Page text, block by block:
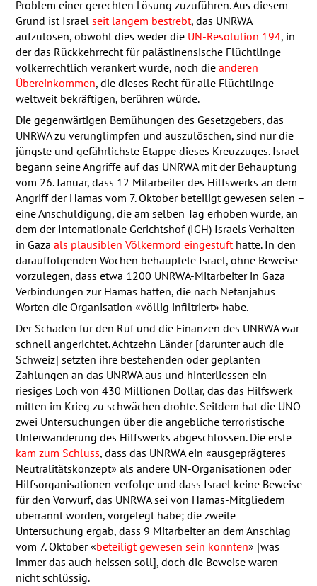
Problem einer gerechten Lösung zuzuführen. Aus diesem
Grund ist Israel seit langem bestrebt, das UNRWA
aufzulösen, obwohl dies weder die UN-Resolution 194, in
der das Rückkehrrecht für palästinensische Flüchtlinge
völkerrechtlich verankert wurde, noch die anderen
Übereinkommen, die dieses Recht für alle Flüchtlinge
weltweit bekräftigen, berühren würde.
Die gegenwärtigen Bemühungen des Gesetzgebers, das
UNRWAzu verunglimpfen und auszulöschen, sind nur die
jüngste und gefährlichste Etappe dieses Kreuzzuges. Israel
begann seine Angriffe auf das UNRWAmit der Behauptung
vom 26. Januar, dass 12 Mitarbeiter des Hilfswerks an dem
Angriff der Hamas vom 7. Oktober beteiligt gewesen seien –
eine Anschuldigung, die am selben Tag erhoben wurde, an
dem der Internationale Gerichtshof (IGH) Israels Verhalten
in Gaza als plausiblen Völkermord eingestufthatte. In den
darauffolgenden Wochen behauptete Israel, ohne Beweise
vorzulegen, dass etwa 1200 UNRWA-Mitarbeiter in Gaza
Verbindungen zur Hamas hätten, die nach Netanjahus
Worten die Organisation «völlig infiltriert» habe.
Der Schaden für den Ruf und die Finanzen des UNRWAwar
schnell angerichtet. Achtzehn Länder [darunter auch die
Schweiz] setzten ihre bestehenden oder geplanten
Zahlungen an das UNRWAaus und hinterliessen ein
riesiges Loch von 430 Millionen Dollar, das das Hilfswerk
mitten im Krieg zu schwächen drohte. Seitdem hat die UNO
zwei Untersuchungen über die angebliche terroristische
Unterwanderung des Hilfswerks abgeschlossen. Die erste
kam zum Schluss, dass das UNRWAein «ausgeprägteres
Neutralitätskonzept» als andere UN-Organisationen oder
Hilfsorganisationen verfolge und dass Israel keine Beweise
für den Vorwurf, das UNRWAsei von Hamas-Mitgliedern
überrannt worden, vorgelegt habe; die zweite
Untersuchung ergab, dass 9 Mitarbeiter an dem Anschlag
vom 7. Oktober «beteiligt gewesen sein könnten» [was
immer das auch heissen soll], doch die Beweise waren
nicht schlüssig.